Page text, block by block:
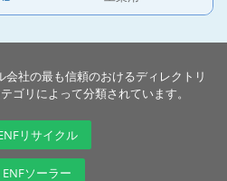
会社の最も信頼のおけるディレクトリ
ゴリによって分類されています。
リサイクル
ENFソーラー